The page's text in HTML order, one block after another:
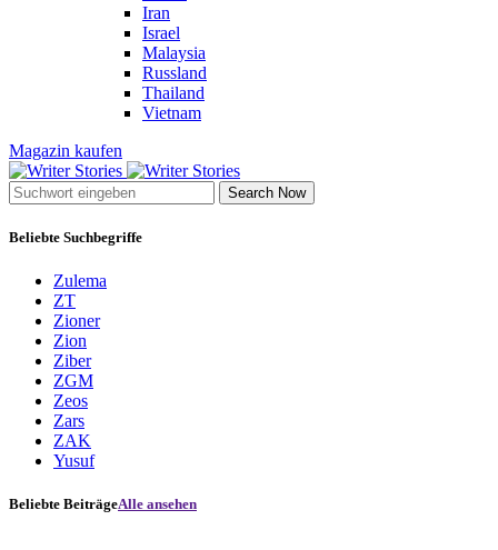
Iran
Israel
Malaysia
Russland
Thailand
Vietnam
Magazin kaufen
Search Now
Beliebte Suchbegriffe
Zulema
ZT
Zioner
Zion
Ziber
ZGM
Zeos
Zars
ZAK
Yusuf
Beliebte BeiträgeAlle ansehen